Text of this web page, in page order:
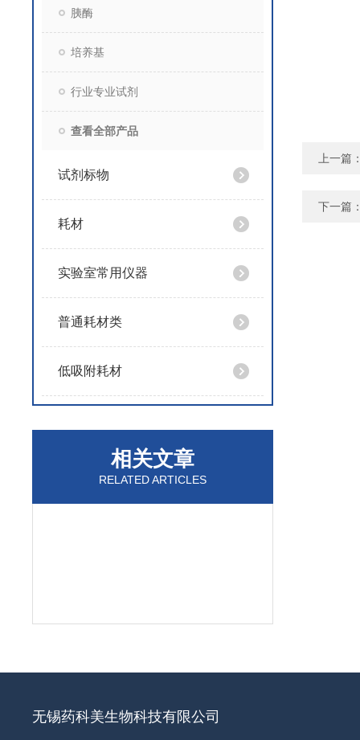
胰酶
培养基
行业专业试剂
查看全部产品
试剂标物
耗材
实验室常用仪器
普通耗材类
低吸附耗材
相关文章
RELATED ARTICLES
上一篇
下一篇
无锡药科美生物科技有限公司